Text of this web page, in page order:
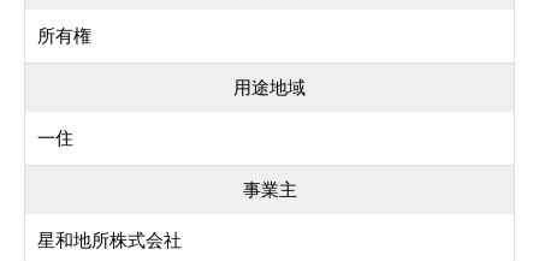
所有権
用途地域
一住
事業主
星和地所株式会社